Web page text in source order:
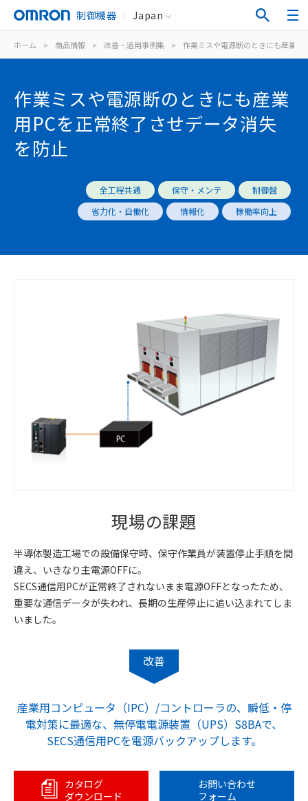
制御機器 Japan
ホーム > 商品情報 > 改善・活用事例集 > 作業ミスや電源断のときにも産業用
作業ミスや電源断のときにも産業
用PCを正常終了させデータ消失
を防止
全工程共通 保守・メンテ
制御盤
省力化・自働化
情報化 稼働率向上
現場の課題
半導体製造工場での設備保守時、保守作業員が装置停止手順を間
違え、いきなり主電源OFFに。
SECS通信用PCが正常終了されないまま電源OFFとなったため、
重要な通信データが失われ、長期の生産停止に追い込まれてしま
いました。
改善
産業用コンピュータ（IPC）/コントローラの、瞬低・停
電対策に最適な、無停電電源装置（UPS）S8BAで、
SECS通信用PCを電源バックアップします。
カタログ
ダウンロード
お問い合わせ
フォーム